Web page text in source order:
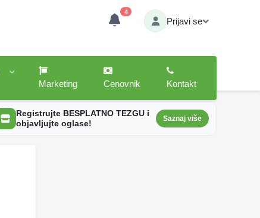
4
Prijavi se
Marketing
Cenovnik Kontakt
Registrujte BESPLATNO TEZGU i
objavljujte oglase!
Saznaj više